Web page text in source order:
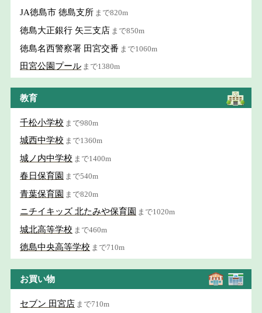
JA徳島市 徳島支所 まで820m
徳島大正銀行 矢三支店 まで850m
徳島名西警察署 田宮交番 まで1060m
田宮公園プール まで1380m
教育
千松小学校 まで980m
城西中学校 まで1360m
城ノ内中学校 まで1400m
春日保育園 まで540m
青葉保育園 まで820m
ニチイキッズ 北たみや保育園 まで1020m
城北高等学校 まで460m
徳島中央高等学校 まで710m
お買い物
セブン 田宮店 まで710m